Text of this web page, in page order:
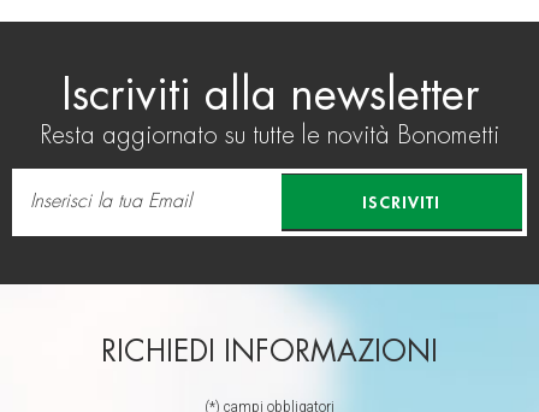
Iscriviti alla newsletter
Resta aggiornato su tutte le novità Bonometti
ISCRIVITI
RICHIEDI INFORMAZIONI
(*) campi obbligatori